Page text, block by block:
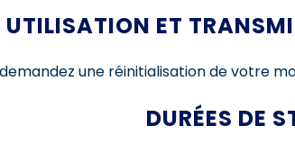
UTILISATION ET
une réinitialisation de votre
DURÉES DE